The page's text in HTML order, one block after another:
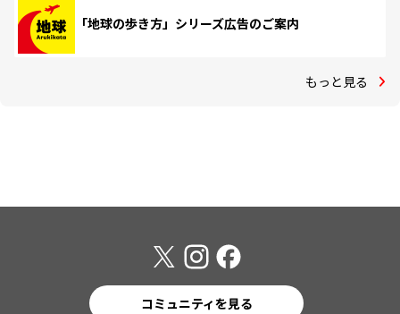
「地球の歩き方」シリーズ広告のご案内
もっと見る
コミュニティを見る